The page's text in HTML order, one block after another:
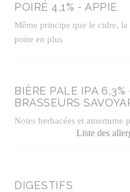
POIRÉ 4,1% - APPIE
Même principe que le cidre, la
poire en plus
BIÈRE PALE IPA 6,3%
BRASSEURS
Notes herbacées et amertume
Liste des
DIGESTIFS